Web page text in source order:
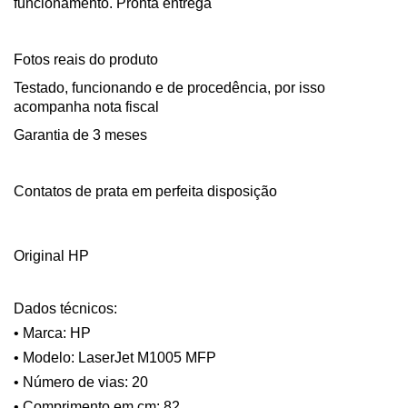
Fotos reais do produto
Testado, funcionando e de procedência, por isso
acompanha nota fiscal
Garantia de 3 meses
Contatos de prata em perfeita disposição
Original HP
Dados técnicos:
• Marca: HP
• Modelo: LaserJet M1005 MFP
• Número de vias: 20